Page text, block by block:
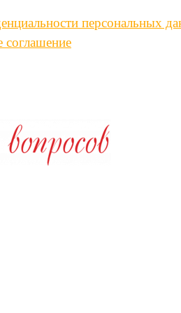
персональных
соглашение